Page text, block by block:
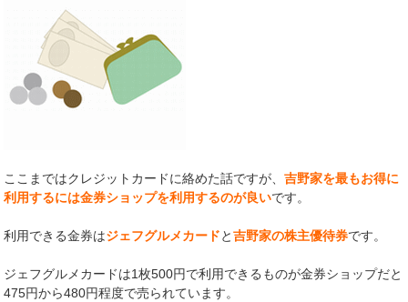
ここまではクレジットカードに絡めた話ですが、吉野家を最もお得に
利用するには金券ショップを利用するのが良いです。
利用できる金券はジェフグルメカードと吉野家の株主優待券です。
ジェフグルメカードは1枚500円で利用できるものが金券ショップだと
475円から480円程度で売られています。